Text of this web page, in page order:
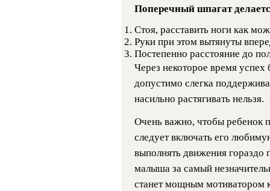
Поперечный шпагат
Стоя, расставить ноги как
Руки при этом вытянуты
Постепенно расстояние до
Через некоторое время успех
допустимо слегка
насильно растягивать нельзя.
Очень важно, чтобы ребенок
следует включать его
выполнять движения гораздо
малыша за самый
станет мощным мотиватором